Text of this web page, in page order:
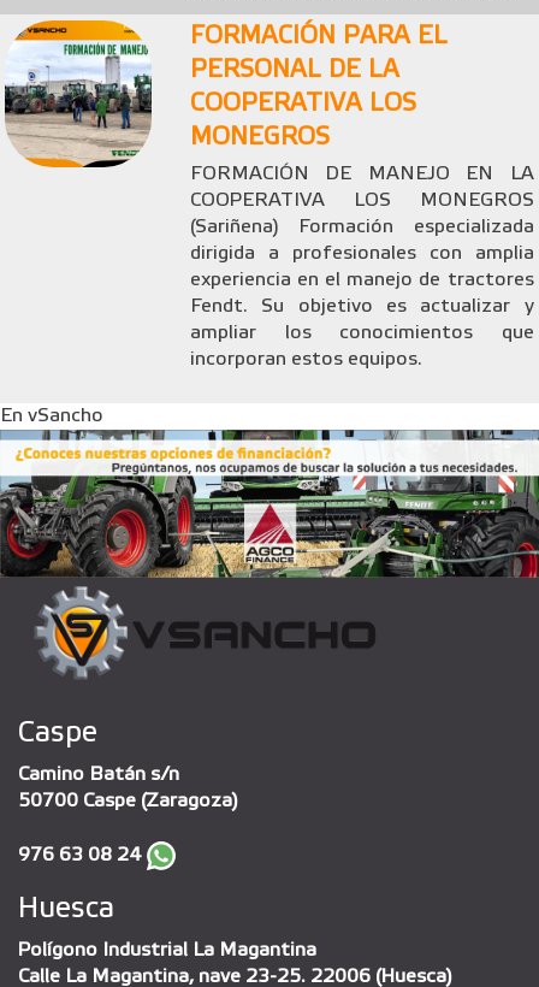
FORMACIÓN PARA EL
PERSONAL DE LA
COOPERATIVA LOS
MONEGROS
FORMACIÓN DE MANEJO EN LA
COOPERATIVA LOS MONEGROS
(Sariñena) Formación especializada
dirigida a profesionales con amplia
experiencia en el manejo de tractores
Fendt. Su objetivo es actualizar y
ampliar los conocimientos que
incorporan estos equipos.
En vSancho
Caspe
Camino Batán s/n
50700 Caspe (Zaragoza)
976 63 08 24
Huesca
Polígono Industrial La Magantina
Calle La Magantina, nave 23-25. 22006 (Huesca)